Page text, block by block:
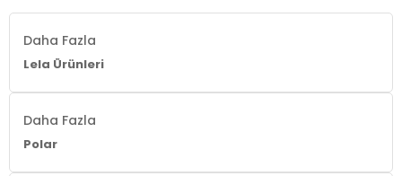
Daha Fazla
Lela Ürünleri
Daha Fazla
Polar